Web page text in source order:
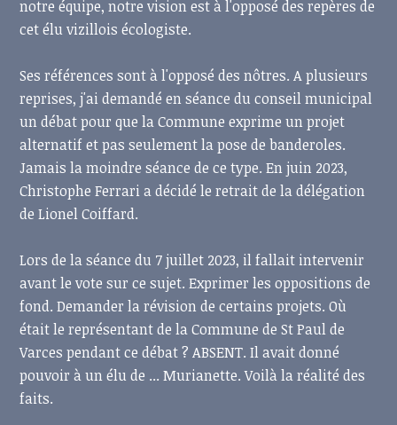
notre équipe, notre vision est à l'opposé des repères de
cet élu vizillois écologiste.
Ses références sont à l'opposé des nôtres. A plusieurs
reprises, j'aidemandé en séance duconseil municipal
un débat pour que la Commune exprime un projet
alternatif et pas seulement la pose de banderoles.
Jamais la moindre séance de ce type. En juin 2023,
Christophe Ferrari a décidé le retrait de la délégation
de Lionel Coiffard.
Lors de la séance du 7 juillet 2023, il fallait intervenir
avant le vote sur ce sujet. Exprimer les oppositions de
fond. Demander la révision de certains projets. Où
était le représentant de la Commune de St Paul de
Varces pendant ce débat ? ABSENT. Il avait donné
pouvoir à un élu de ... Murianette. Voilà la réalité des
faits.